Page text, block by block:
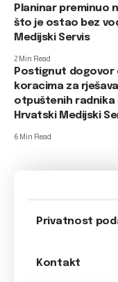
Planinar preminuo
što je ostao bez
Medijski Servis
2 Min Read
Postignut dogovor
koracima za
otpuštenih radnika
Hrvatski Medijski
6 Min Read
Privatnost
Kontakt